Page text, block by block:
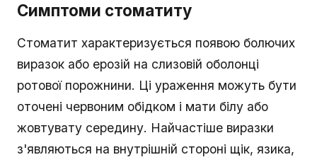
Симптоми стоматиту
Стоматит характеризується появою болючих
виразок або ерозій на слизовій оболонці
ротової порожнини. Ці ураження можуть бути
оточені червоним обідком і мати білу або
жовтувату середину. Найчастіше виразки
з'являються на внутрішній стороні щік, язика,